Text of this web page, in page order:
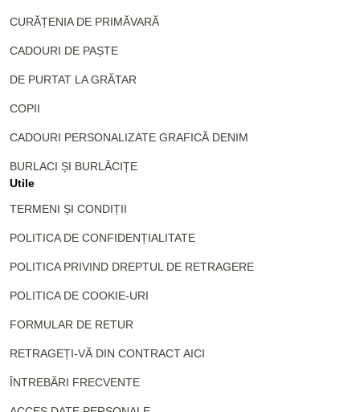
CURĂȚENIA DE PRIMĂVARĂ
CADOURI DE PAȘTE
DE PURTAT LA GRĂTAR
COPII
CADOURI PERSONALIZATE GRAFICĂ DENIM
BURLACI ȘI BURLĂCIȚE
Utile
TERMENI ȘI CONDIȚII
POLITICA DE CONFIDENȚIALITATE
POLITICA PRIVIND DREPTUL DE RETRAGERE
POLITICA DE COOKIE-URI
FORMULAR DE RETUR
RETRAGEȚI-VĂ DIN CONTRACT AICI
ÎNTREBĂRI FRECVENTE